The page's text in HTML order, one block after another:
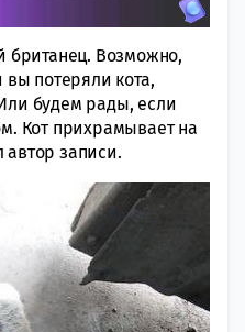
британец. Возможно,
вы потеряли кота,
будем рады, если
Кот прихрамывает на
записи.